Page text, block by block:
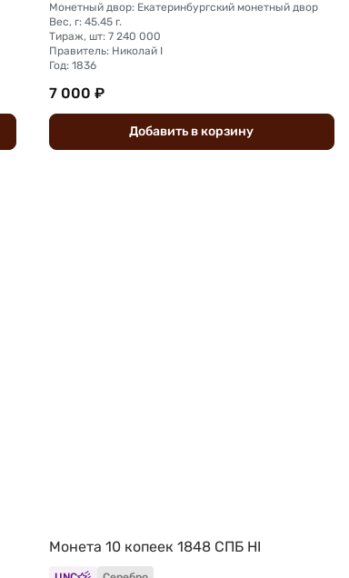
Монетный двор: Екатеринбургский монетный двор
Вес, г: 45.45 г.
Тираж, шт: 7 240 000
Правитель: Николай I
Год: 1836
7 000 ₽
Добавить в корзину
Монета 10 копеек 1848 СПБ HI